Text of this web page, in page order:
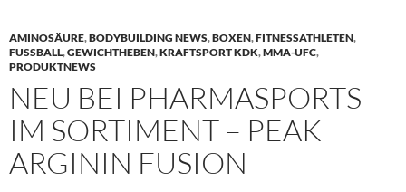
AMINOSÄURE,BODYBUILDING NEWS,BOXEN,FITNESSATHLETEN,
FUSSBALL,GEWICHTHEBEN,KRAFTSPORT KDK,MMA-UFC,
PRODUKTNEWS
NEU BEI PHARMASPORTS
IM SORTIMENT – PEAK
ARGININ FUSION